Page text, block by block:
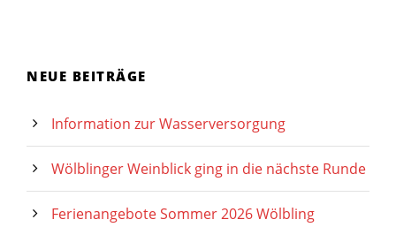
NEUE BEITRÄGE
Information zur Wasserversorgung
Wölblinger Weinblick ging in die nächste Runde
Ferienangebote Sommer 2026 Wölbling